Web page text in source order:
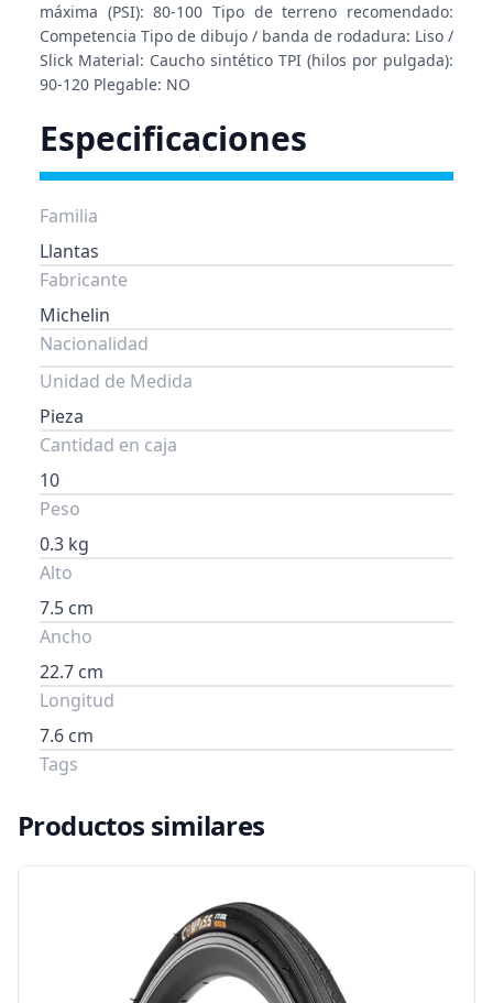
máxima (PSI): 80-100 Tipo de terreno recomendado:
Competencia Tipo de dibujo / banda de rodadura: Liso /
Slick Material: Caucho sintético TPI (hilos por pulgada):
90-120 Plegable: NO
Especificaciones
Familia
Llantas
Fabricante
Michelin
Nacionalidad
Unidad de Medida
Pieza
Cantidad en caja
10
Peso
0.3 kg
Alto
7.5 cm
Ancho
22.7 cm
Longitud
7.6 cm
Tags
Productos similares